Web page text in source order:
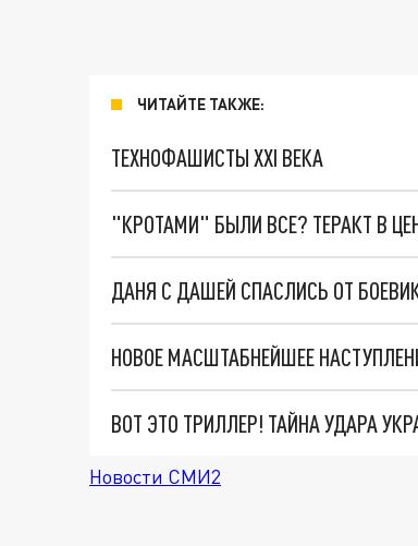
ЧИТАЙТЕ ТАКЖЕ:
ТЕХНОФАШИСТЫ XXI ВЕКА
"КРОТАМИ" БЫЛИ ВСЕ? ТЕРАКТ В
ДАНЯ С ДАШЕЙ СПАСЛИСЬ ОТ
ВОТ ЭТО ТРИЛЛЕР! ТАЙНА УДАРА
Новости СМИ2